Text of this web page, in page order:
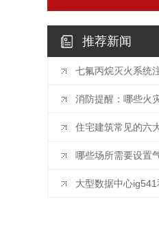
推荐新闻
七氟丙烷灭火系统